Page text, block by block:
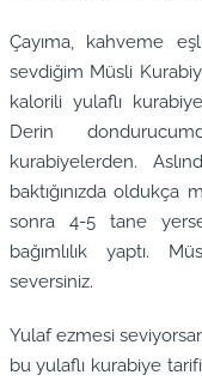
Çayıma, kahveme
sevdiğim Müsli
kalorili yulaflı
Derin
kurabiyelerden.
baktığınızda oldukça
sonra 4-5 tane
bağımlılık yaptı.
seversiniz.
Yulaf ezmesi
bu yulaflı kurabiye